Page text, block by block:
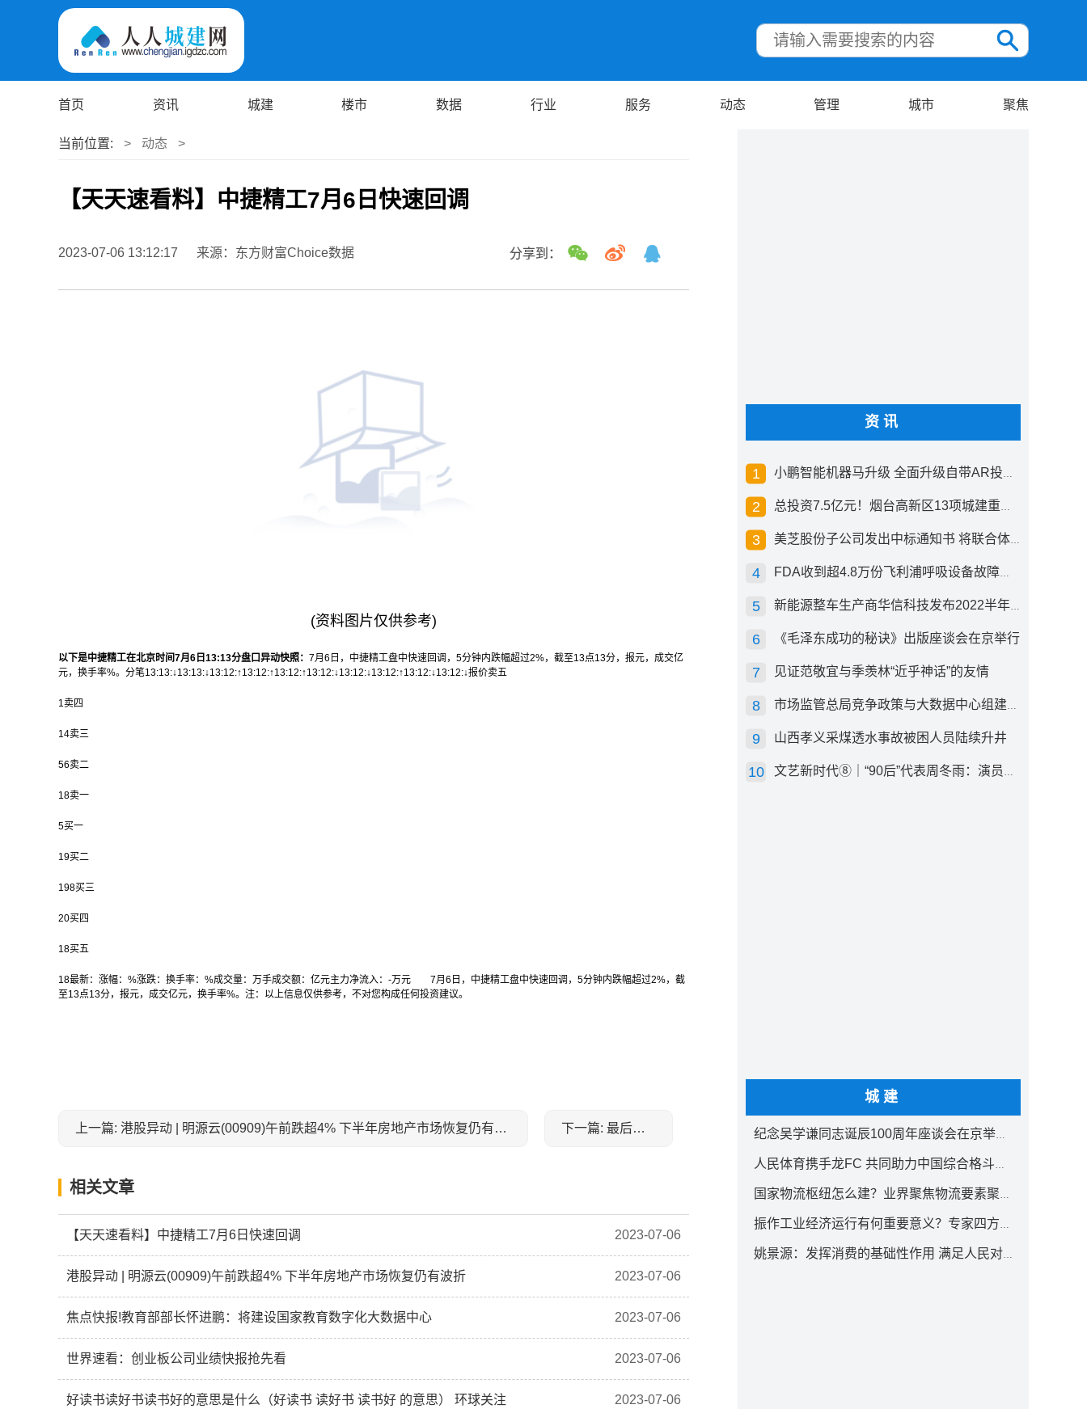
首页 资讯 城建 楼市 数据 行业 服务 动态 管理 城市 聚焦
当前位置: > 动态 >
【天天速看料】中捷精工7月6日快速回调
2023-07-06 13:12:17 来源：东方财富Choice数据 分享到：
(资料图片仅供参考)
以下是中捷精工在北京时间7月6日13:13分盘口异动快照： 7月6日，中捷精工盘中快速回调，5分钟内跌幅超过2%，截至13点13分，报元，成交亿
元，换手率%。 分笔13:13:↓13:13:↓13:12:↑13:12:↑13:12:↑13:12:↓13:12:↓13:12:↑13:12:↓13:12:↓报价卖五
1卖四
14卖三
56卖二
18卖一
5买一
19买二
198买三
20买四
18买五
18最新：涨幅：%涨跌：换手率：%成交量：万手成交额：亿元主力净流入：-万元 7月6日，中捷精工盘中快速回调，5分钟内跌幅超过2%，截
至13点13分，报元，成交亿元，换手率%。注：以上信息仅供参考，不对您构成任何投资建议。
上一篇: 港股异动 | 明源云(00909)午前跌超4% 下半年房地产市场恢复仍有波折 下一篇: 最后一页
相关文章
【天天速看料】中捷精工7月6日快速回调 2023-07-06
港股异动 | 明源云(00909)午前跌超4% 下半年房地产市场恢复仍有波折 2023-07-06
焦点快报!教育部部长怀进鹏：将建设国家教育数字化大数据中心 2023-07-06
世界速看：创业板公司业绩快报抢先看 2023-07-06
好读书读好书读书好的意思是什么（好读书 读好书 读书好 的意思） 环球关注 2023-07-06
资讯
小鹏智能机器马升级 全面升级自带AR投影创新交互方式
总投资7.5亿元！烟台高新区13项城建重点工程开工
美芝股份子公司发出中标通知书 将联合体中标1.36亿元总承包项目
FDA收到超4.8万份飞利浦呼吸设备故障报告 其中44份死亡案例
新能源整车生产商华信科技发布2022半年度报告 同比下滑2.92%
《毛泽东成功的秘诀》出版座谈会在京举行
见证范敬宜与季羡林“近乎神话”的友情
市场监管总局竞争政策与大数据中心组建成立
山西孝义采煤透水事故被困人员陆续升井
文艺新时代⑧｜“90后”代表周冬雨：演员心里有底，得靠体验生活
城建
纪念吴学谦同志诞辰100周年座谈会在京举行 汪洋出席
人民体育携手龙FC 共同助力中国综合格斗事业发展
国家物流枢纽怎么建？业界聚焦物流要素聚集方式创新
振作工业经济运行有何重要意义？专家四方面权威解读
姚景源：发挥消费的基础性作用 满足人民对美好生活向往